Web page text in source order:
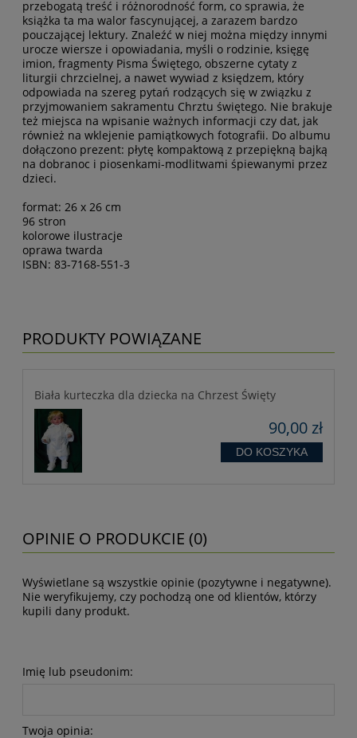
przebogatą treść i różnorodność form, co sprawia, że
książka ta ma walor fascynującej, a zarazem bardzo
pouczającej lektury. Znaleźć w niej można między innymi
urocze wiersze i opowiadania, myśli o rodzinie, księgę
imion, fragmenty Pisma Świętego, obszerne cytaty z
liturgii chrzcielnej, a nawet wywiad z księdzem, który
odpowiada na szereg pytań rodzących się w związku z
przyjmowaniem sakramentu Chrztu świętego. Nie brakuje
też miejsca na wpisanie ważnych informacji czy dat, jak
również na wklejenie pamiątkowych fotografii. Do albumu
dołączono prezent: płytę kompaktową z przepiękną bajką
na dobranoc i piosenkami-modlitwami śpiewanymi przez
dzieci.
format: 26 x 26 cm
96 stron
kolorowe ilustracje
oprawa twarda
ISBN: 83-7168-551-3
PRODUKTY POWIĄZANE
Biała kurteczka dla dziecka na Chrzest Święty
90,00 zł
DO KOSZYKA
OPINIE O PRODUKCIE (0)
Wyświetlane są wszystkie opinie (pozytywne i negatywne).
Nie weryfikujemy, czy pochodzą one od klientów, którzy
kupili dany produkt.
Imię lub pseudonim:
Twoja opinia: